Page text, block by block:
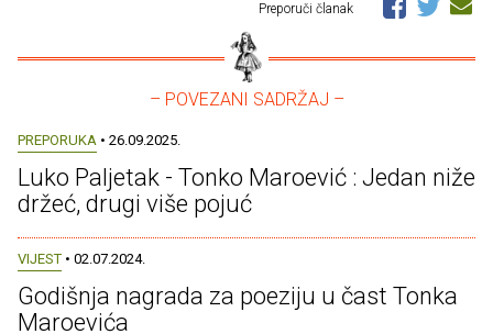
Preporuči članak
– POVEZANI SADRŽAJ –
PREPORUKA • 26.09.2025.
Luko Paljetak - Tonko Maroević : Jedan niže
držeć, drugi više pojuć
VIJEST • 02.07.2024.
Godišnja nagrada za poeziju u čast Tonka
Maroevića